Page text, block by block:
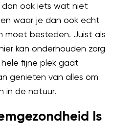
ook iets wat niet
waar je dan ook echt
moet besteden. Juist als
kan onderhouden zorg
fijne plek gaat
genieten van alles om
in de natuur.
Is